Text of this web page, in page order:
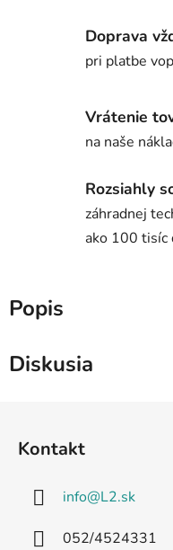
Doprava
pri platbe
Vrátenie
na naše
Rozsiahly
záhradnej
ako 100 tisíc
Popis
Diskusia
Kontakt
info@L2.sk
052/4524331